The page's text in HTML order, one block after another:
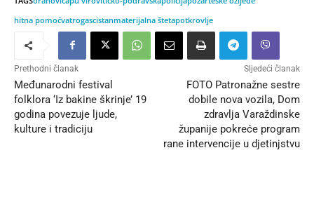
hitna pomoćvatrogascistanmaterijalna štetapotkrovlje
Prethodni članak
Međunarodni festival
folklora ‘Iz bakine škrinje’ 19
godina povezuje ljude,
kulture i tradiciju
Sljedeći članak
FOTO Patronažne sestre
dobile nova vozila, Dom
zdravlja Varaždinske
županije pokreće program
rane intervencije u djetinjstvu